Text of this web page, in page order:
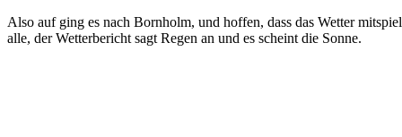
Also auf ging es nach Bornholm, und hoffen, dass das Wetter
alle, der Wetterbericht sagt Regen an und es scheint die Sonne.